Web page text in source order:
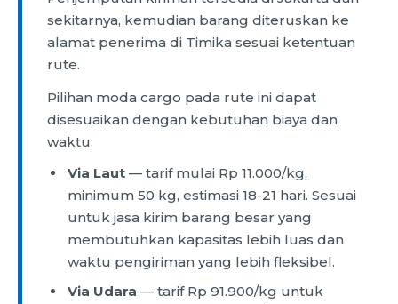
sekitarnya, kemudian barang diteruskan ke
alamat penerima di Timika sesuai ketentuan
rute.
Pilihan moda cargo pada rute ini dapat
disesuaikan dengan kebutuhan biaya dan
waktu:
Via Laut — tarif mulai Rp 11.000/kg,
minimum 50 kg, estimasi 18-21 hari. Sesuai
untuk jasa kirim barang besar yang
membutuhkan kapasitas lebih luas dan
waktu pengiriman yang lebih fleksibel.
Via Udara — tarif Rp 91.900/kg untuk